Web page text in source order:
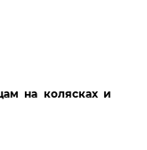
на колясках и